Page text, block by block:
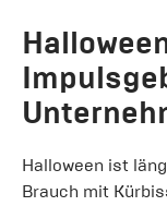
Halloween ist
Brauch mit